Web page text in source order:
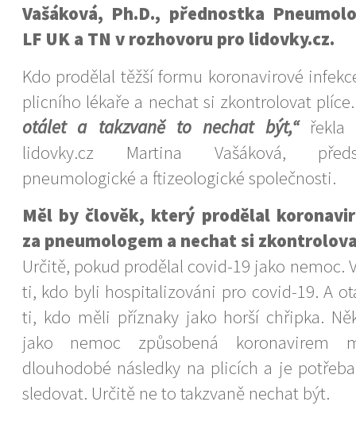
Vašáková, Ph.D., přednostka
LF UK a TN v rozhovoru pro lidovky.cz.
Kdo prodělal těžší formu koronavirové
plicního lékaře a nechat si zkontrolovat
otálet a takzvaně to nechat být,“řekla
lidovky.cz Martina Vašáková,
pneumologické a ftizeologické společnosti.
Měl by člověk, který prodělal
za pneumologem a nechat si
Určitě, pokud prodělal covid-19 jako nemoc.
ti, kdo byli hospitalizováni pro covid-19. A
ti, kdo měli příznaky jako horší chřipka.
jako nemoc způsobená koronavirem
dlouhodobé následky na plicích a je
sledovat. Určitě ne to takzvaně nechat být.